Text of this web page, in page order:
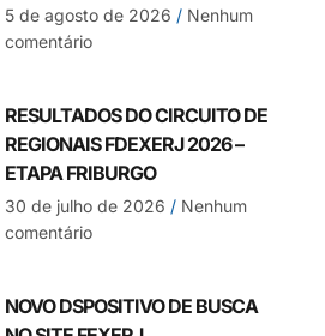
5 de agosto de 2026 Nenhum
comentário
RESULTADOS DO CIRCUITO DE
REGIONAIS FDEXERJ 2026 –
ETAPA FRIBURGO
30 de julho de 2026 Nenhum
comentário
NOVO DSPOSITIVO DE BUSCA